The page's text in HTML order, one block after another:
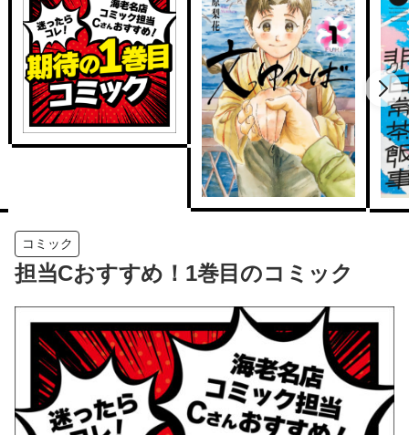
コミック
担当Cおすすめ！1巻目のコミック